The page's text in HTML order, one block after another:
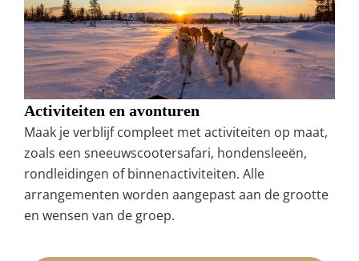
Activiteiten en avonturen
Maak je verblijf compleet met activiteiten op maat,
zoals een sneeuwscootersafari, hondensleeën,
rondleidingen of binnenactiviteiten. Alle
arrangementen worden aangepast aan de grootte
en wensen van de groep.